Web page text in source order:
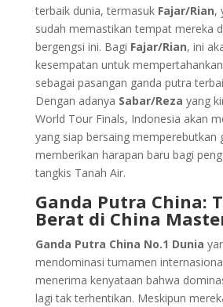
terbaik dunia, termasuk Fajar/Rian,
sudah memastikan tempat mereka
bergengsi ini. Bagi Fajar/Rian, ini
kesempatan untuk
sebagai pasangan ganda putra
Dengan adanya Sabar/Reza yang
World Tour Finals, Indonesia akan
yang siap bersaing memperebutkan
memberikan harapan baru bagi
tangkis Tanah Air.
Ganda Putra China:
Berat di China
Ganda Putra China No.1 Dunia
mendominasi turnamen
menerima kenyataan bahwa
lagi tak terhentikan. Meskipun